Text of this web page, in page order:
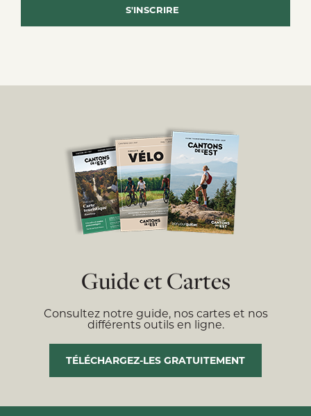
Guide et Cartes
Consultez notre guide, nos cartes et nos
différents outils en ligne.
TÉLÉCHARGEZ-LES GRATUITEMENT